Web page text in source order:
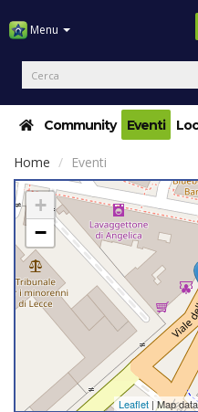
Menu
Community Eventi
Home Eventi
+
−
Leaflet | Map